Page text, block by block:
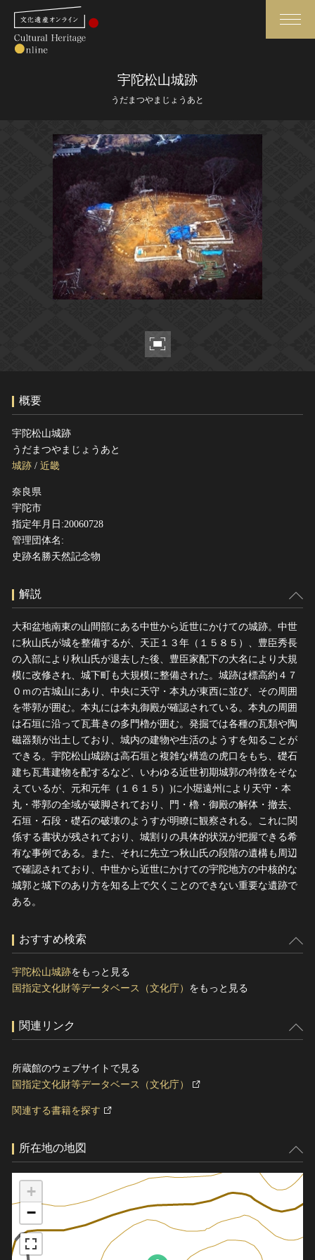
さらに詳細検索
世界遺産と無形文化遺産
全国の美術館・博物館
媒体資料・関連記事等
博物館、美術館の皆さまへ
文化庁よりご挨拶
今月のみどころ
お知らせ一覧
このサイトについて
サイトのご意見はこちら
文化遺産データベース
宇陀松山城跡
うだまつやまじょうあと
概要
宇陀松山城跡
うだまつやまじょうあと
城跡 / 近畿
奈良県
宇陀市
指定年月日:20060728
管理団体名:
史跡名勝天然記念物
解説
大和盆地南東の山間部にある中世から近世にかけての城跡。中世
に秋山氏が城を整備するが、天正１３年（１５８５）、豊臣秀長
の入部により秋山氏が退去した後、豊臣家配下の大名により大規
模に改修され、城下町も大規模に整備された。城跡は標高約４７
０ｍの古城山にあり、中央に天守・本丸が東西に並び、その周囲
を帯郭が囲む。本丸には本丸御殿が確認されている。本丸の周囲
は石垣に沿って瓦葺きの多門櫓が囲む。発掘では各種の瓦類や陶
磁器類が出土しており、城内の建物や生活のようすを知ることが
できる。宇陀松山城跡は高石垣と複雑な構造の虎口をもち、礎石
建ち瓦葺建物を配するなど、いわゆる近世初期城郭の特徴をそな
えているが、元和元年（１６１５）)に小堀遠州により天守・本
丸・帯郭の全域が破脚されており、門・櫓・御殿の解体・撤去、
石垣・石段・礎石の破壊のようすが明瞭に観察される。これに関
係する書状が残されており、城割りの具体的状況が把握できる希
有な事例である。また、それに先立つ秋山氏の段階の遺構も周辺
で確認されており、中世から近世にかけての宇陀地方の中核的な
城郭と城下のあり方を知る上で欠くことのできない重要な遺跡で
ある。
おすすめ検索
宇陀松山城跡をもっと見る
国指定文化財等データベース（文化庁） をもっと見る
関連リンク
所蔵館のウェブサイトで見る
国指定文化財等データベース（文化庁）
関連する書籍を探す
所在地の地図
+
−